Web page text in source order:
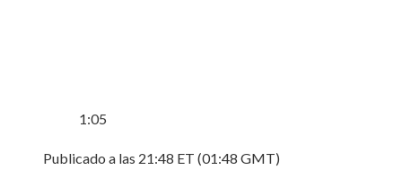
1:05
Publicado a las 21:48 ET (01:48 GMT)